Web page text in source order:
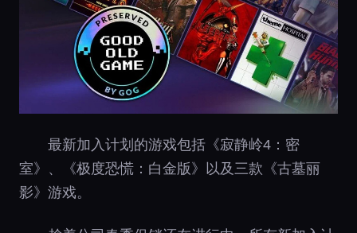
最新加入计划的游戏包括《寂静岭4：密
室》、《极度恐慌：白金版》以及三款《古墓丽
影》游戏。